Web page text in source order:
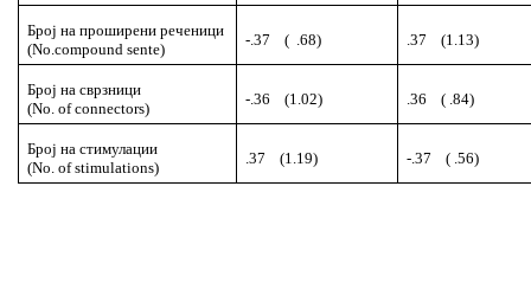
Број на проширени реченици
(No.compound sente)
-.37 ( .68) .37 (1.13)
Број на сврзници
(No. of connectors)
-.36 (1.02) .36 ( .84)
Број на стимулации
(No. of stimulations)
.37 (1.19) -.37 ( .56)